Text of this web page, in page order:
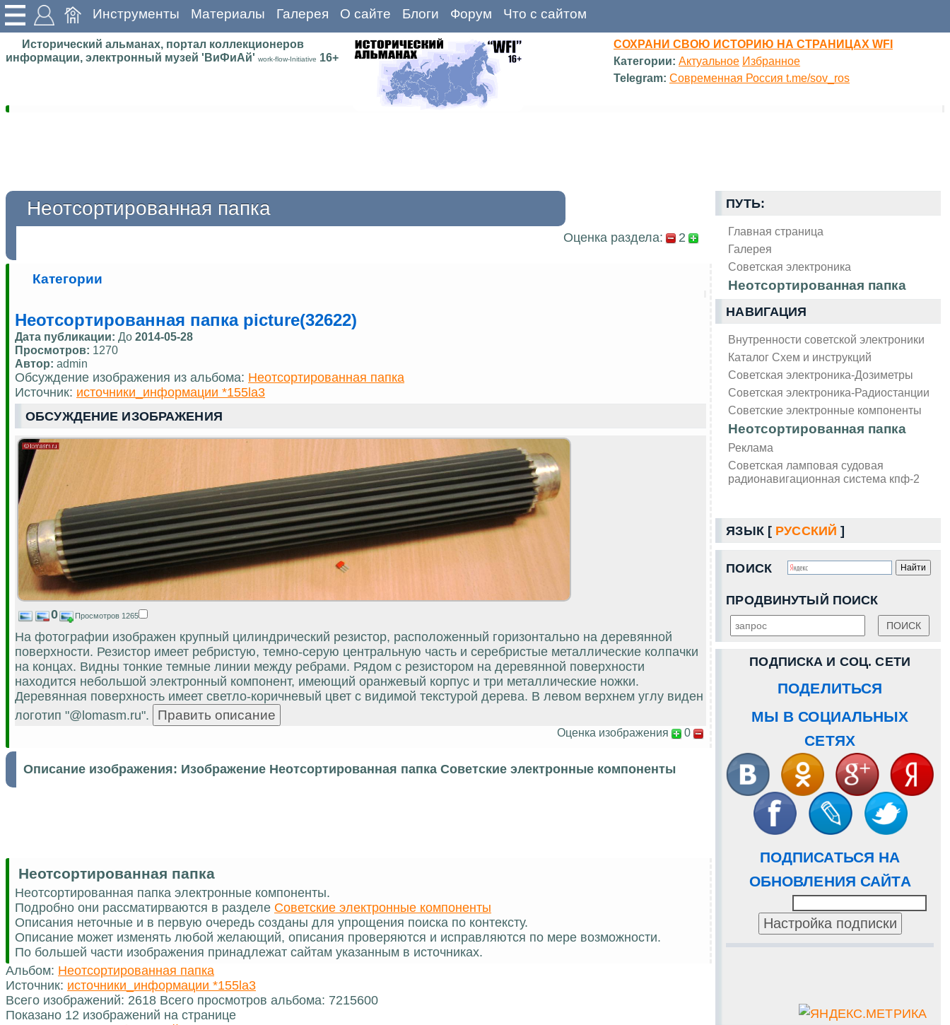
Инструменты Материалы Галерея О сайте Блоги Форум Что с сайтом
Исторический альманах, портал коллекционеров
информации, электронный музей 'ВиФиАй' work-flow-Initiative 16+
СОХРАНИ СВОЮ ИСТОРИЮ НА СТРАНИЦАХ WFI
Категории: Актуальное Избранное
Telegram: Современная Россия t.me/sov_ros
ПУТЬ:
Главная страница
Галерея
Советская электроника
Неотсортированная папка
НАВИГАЦИЯ
Внутренности советской электроники
Каталог Схем и инструкций
Советская электроника-Дозиметры
Советская электроника-Радиостанции
Советские электронные компоненты
Неотсортированная папка
Реклама
Советская ламповая судовая
радионавигационная система кпф-2
ЯЗЫК [ РУССКИЙ ]
ПОИСК
ПРОДВИНУТЫЙ ПОИСК
ПОДПИСКА И СОЦ. СЕТИ
ПОДЕЛИТЬСЯ
МЫ В СОЦИАЛЬНЫХ
СЕТЯХ
ПОДПИСАТЬСЯ НА
ОБНОВЛЕНИЯ САЙТА
Неотсортированная папка
Оценка раздела: 2
Категории
Неотсортированная папка picture(32622)
Дата публикации: До 2014-05-28
Просмотров: 1270
Автор: admin
Обсуждение изображения из альбома: Неотсортированная папка
Источник: источники_информации *155la3
ОБСУЖДЕНИЕ ИЗОБРАЖЕНИЯ
0 Просмотров 1265
На фотографии изображен крупный цилиндрический резистор, расположенный горизонтально на деревянной
поверхности. Резистор имеет ребристую, темно-серую центральную часть и серебристые металлические колпачки
на концах. Видны тонкие темные линии между ребрами. Рядом с резистором на деревянной поверхности
находится небольшой электронный компонент, имеющий оранжевый корпус и три металлические ножки.
Деревянная поверхность имеет светло-коричневый цвет с видимой текстурой дерева. В левом верхнем углу виден
логотип "@lomasm.ru".
Оценка изображения 0
Описание изображения: Изображение Неотсортированная папка Советские электронные компоненты
Неотсортированная папка
Неотсортированная папка электронные компоненты.
Подробно они рассматирваются в разделе Советские электронные компоненты
Описания неточные и в первую очередь созданы для упрощения поиска по контексту.
Описание может изменять любой желающий, описания проверяются и исправляются по мере возможности.
По большей части изображения принадлежат сайтам указанным в источниках.
Альбом: Неотсортированная папка
Источник: источники_информации *155la3
Всего изображений: 2618 Всего просмотров альбома: 7215600
Показано 12 изображений на странице